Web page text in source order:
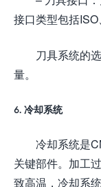
接口类型包括ISO
刀具系统的
量。
6. 冷却系统
冷却系统是
关键部件。加工
致高温，冷却系